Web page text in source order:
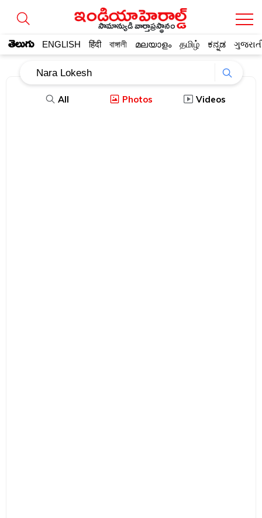
సామాన్యుడి వార్తాప్రస్థానం
తెలుగు ENGLISH हिंदी বাঙ্গালী മലയാളം தமிழ் ಕನ್ನಡ
All Photos Videos